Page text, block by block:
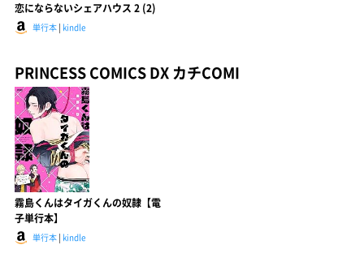
恋にならないシェアハウス 2 (2)
単行本 | kindle
PRINCESS COMICS DX カチCOMI
霧島くんはタイガくんの奴隷【電
子単行本】
単行本 | kindle